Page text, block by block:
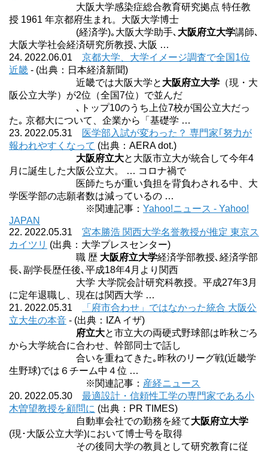
大阪大学感染症総合教育研究拠点 特任教
授 1961 年京都府生まれ。大阪大学博士
(経済学)｡大阪大学助手､ 大阪府立大学講師､
大阪大学社会経済研究所教授､大阪 …
24. 2022.06.01 京都大学、大学イメージ調査で全国1位
近畿 - (出典：日本経済新聞)
近畿では大阪大学と 大阪府立大学 （現・大
阪公立大学）が2位（全国7位）で並んだ
､トップ10のうち上位7校が国公立大だっ
た｡ 京都大について、企業から「基礎学 …
23. 2022.05.31
医学部入試が変わった？ 専門家｢努力が
報われやすくなって (出典：AERA dot.)
大阪府立大と大阪市立大が統合して今年4
月に誕生した大阪公立大。 … コロナ禍で
医師たちが重い負担を背負わされる中、大
学医学部の志願者数は減っているの …
※関連記事： Yahoo!ニュース - Yahoo!
JAPAN
22. 2022.05.31 宮本勝浩 関西大学名誉教授が推定 東京ス
カイツリ (出典：大学プレスセンター)
職 歴 大阪府立大学経済学部教授､経済学部
長､副学長歴任後､平成18年4月より関西
大学 大学院会計研究科教授。平成27年3月
に定年退職し、現在は関西大学 …
21. 2022.05.31
「府市合わせ」ではなかった統合 大阪公
立大生の本音 - (出典：IZA イザ)
府立大と市立大の両硬式野球部は昨秋ごろ
から大学統合に合わせ、幹部同士で話し
合いを重ねてきた｡昨秋のリーグ戦(近畿学
生野球)では６チーム中４位 …
※関連記事： 産経ニュース
20. 2022.05.30 最適設計・信頼性工学の専門家である小
木曽望教授を顧問に (出典：PR TIMES)
自動車会社での勤務を経て大阪府立大学
(現･大阪公立大学)において博士号を取得
その後同大学の教員として研究教育に従